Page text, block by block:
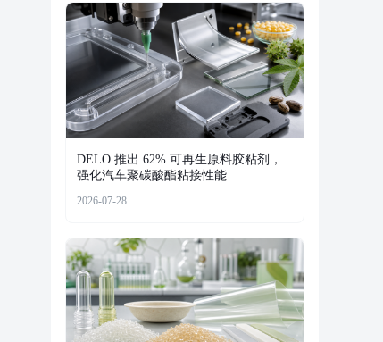
DELO 推出 62% 可再生原料胶粘剂，
强化汽车聚碳酸酯粘接性能
2026-07-28